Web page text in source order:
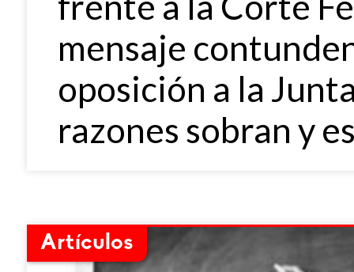
mensaje
oposición a la
razones sobran y
Artículos